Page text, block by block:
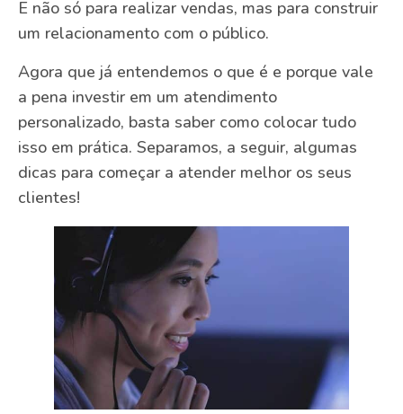
E não só para realizar vendas, mas para construir
um relacionamento com o público.
Agora que já entendemos o que é e porque vale
a pena investir em um atendimento
personalizado, basta saber como colocar tudo
isso em prática. Separamos, a seguir, algumas
dicas para começar a atender melhor os seus
clientes!